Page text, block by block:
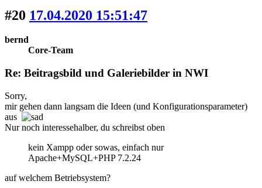
#20 17.04.2020 15:51:47
bernd
Core-Team
Re: Beitragsbild und Galeriebilder in NWI
Sorry,
mir gehen dann langsam die Ideen (und Konfigurationsparameter)
aus
Nur noch interessehalber, du schreibst oben
kein Xampp oder sowas, einfach nur
Apache+MySQL+PHP 7.2.24
auf welchem Betriebsystem?